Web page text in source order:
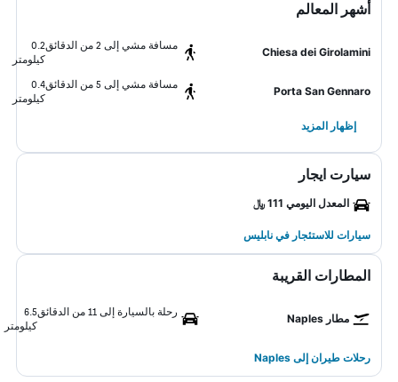
أشهر المعالم
Chiesa dei Girolamini
مسافة مشي إلى 2 من الدقائق
0.2
كيلومتر
Porta San Gennaro
مسافة مشي إلى 5 من الدقائق
0.4
كيلومتر
إظهار المزيد
سيارت ايجار
المعدل اليومي 111 ﷼
سيارات للاستئجار في نابليس
المطارات القريبة
مطار Naples
رحلة بالسيارة إلى 11 من الدقائق
6.5
كيلومتر
رحلات طيران إلى Naples